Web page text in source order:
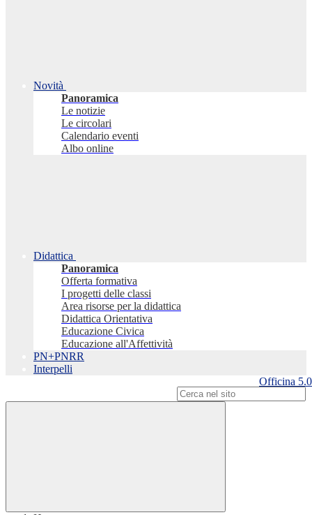
Novità
Panoramica
Le notizie
Le circolari
Calendario eventi
Albo online
Didattica
Panoramica
Offerta formativa
I progetti delle classi
Area risorse per la didattica
Didattica Orientativa
Educazione Civica
Educazione all'Affettività
PN+PNRR
Interpelli
Officina 5.0